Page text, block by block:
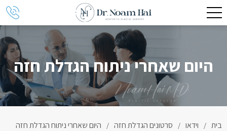
היום שאחרי ניתוח הגדלת חזה
בית / וידאו / סרטונים הגדלת חזה / היום שאחרי ניתוח הגדלת חזה